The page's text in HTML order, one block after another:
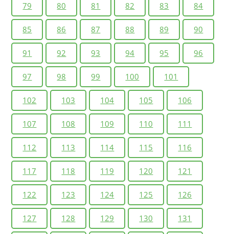
79 80 81 82 83 84
85 86 87 88 89 90
91 92 93 94 95 96
97 98 99 100 101
102 103 104 105 106
107 108 109 110 111
112 113 114 115 116
117 118 119 120 121
122 123 124 125 126
127 128 129 130 131